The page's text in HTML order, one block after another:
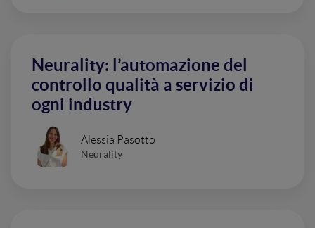
Neurality: l’automazione del
controllo qualità a servizio di
ogni industry
Alessia Pasotto
Neurality